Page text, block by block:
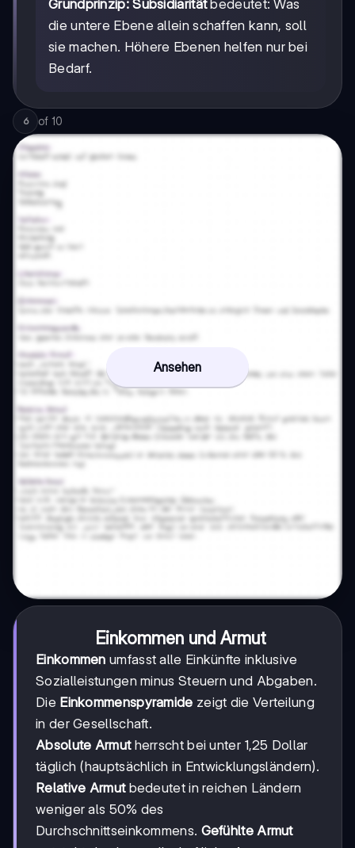
Grundprinzip: Subsidiaritätbedeutet: Was
die untere Ebene allein schaffen kann, soll
sie machen. Höhere Ebenen helfen nur bei
Bedarf.
6 of 10
Ansehen
Einkommen und Armut
Einkommen umfasst alle Einkünfte inklusive
Sozialleistungen minus Steuern und Abgaben.
Die Einkommenspyramide zeigt die Verteilung
in der Gesellschaft.
Absolute Armutherrscht bei unter 1,25 Dollar
täglich (hauptsächlich in Entwicklungsländern).
Relative Armutbedeutet in reichen Ländern
weniger als 50% des
Durchschnittseinkommens. Gefühlte Armut